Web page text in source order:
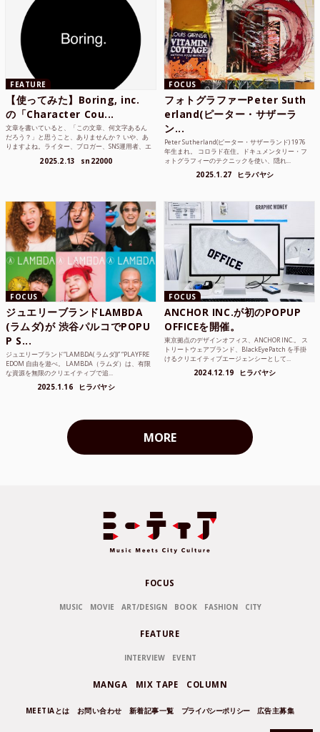
FEATURE
【使ってみた】Boring, inc.
の「Character Cou...
文章を書いていると、「この文章、何文字あるん
だろう？」と思うこと、ありませんか？ いや、あ
りますよね。ライター、ブロガー、SNS運用者、エ
2025.2.13 sn22000
FOCUS
フォトグラファーPeter Suth
erland(ピーター・サザーラ
ン...
Peter Sutherland(ピーター・サザーランド) 1976
年生まれ。 コロラド在住。ドキュメンタリー・フ
ォトグラフィーのテクニックを使い、隠れ...
2025.1.27 ヒラバヤシ
FOCUS
ジュエリーブランドLAMBDA
(ラムダ)が 渋谷パルコでPOPU
P S...
ジュエリーブランド“LAMBDA( ラムダ))” “PLAYFRE
EDOM 自由を遊べ。 LAMBDA（ラムダ）は、有限
な資源を無限のクリエイティブで追...
2025.1.16 ヒラバヤシ
FOCUS
ANCHOR INC.が初のPOPUP
OFFICEを開催。
東京拠点のデザインオフィス、ANCHOR INC.。 ス
トリートウェアブランド、BlackEyePatch を手掛
けるクリエイティブエージェンシーとして...
2024.12.19 ヒラバヤシ
MORE
FOCUS
MUSIC MOVIE ART/DESIGN BOOK FASHION CITY
FEATURE
INTERVIEW EVENT
MANGA MIX TAPE COLUMN
MEETIAとは お問い合わせ 新着記事一覧 プライバシーポリシー 広告主募集